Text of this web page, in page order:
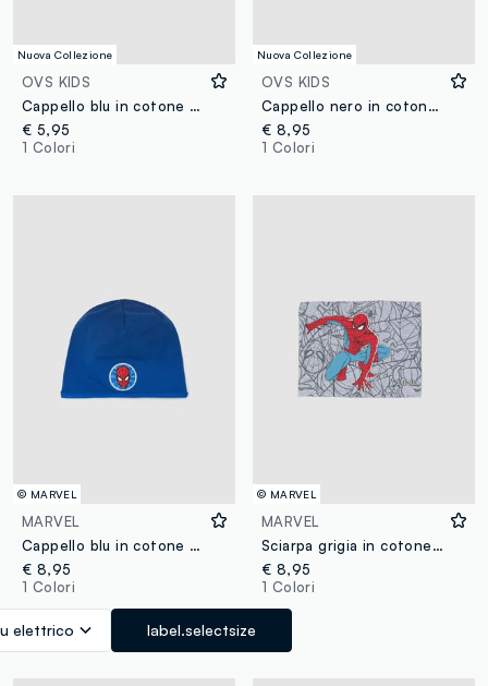
Nuova Collezione
OVS KIDS
Cappello blu in cotone organico elasticizzato jersey per bambino
€ 5,95
1 Colori
Nuova Collezione
OVS KIDS
Cappello nero in cotone elasticizzato con ricamo Minecraft per bambino
€ 8,95
1 Colori
© MARVEL
MARVEL
Cappello blu in cotone elasticizzato con stampa MARVEL Spider-Man per bambino
€ 8,95
1 Colori
elettrico label.selectsize
© MARVEL
MARVEL
Sciarpa grigia in cotone elasticizzato con stampa MARVEL Spider-Man per bambino
€ 8,95
1 Colori